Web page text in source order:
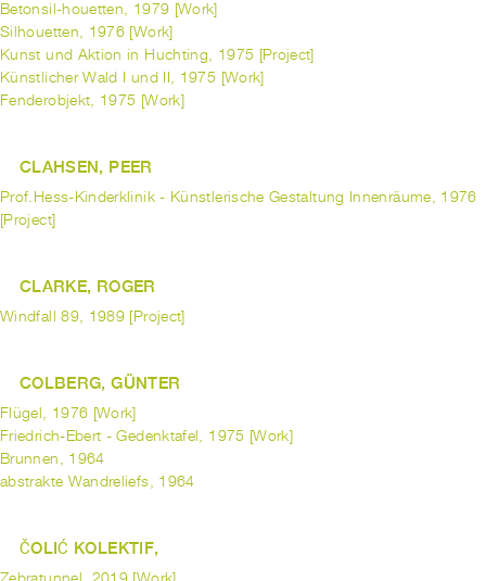
Betonsil-houetten, 1979 [Work]
Silhouetten, 1976 [Work]
Kunst und Aktion in Huchting, 1975 [Project]
Künstlicher Wald I und II, 1975 [Work]
Fenderobjekt, 1975 [Work]
CLAHSEN, PEER
Prof.Hess-Kinderklinik - Künstlerische Gestaltung Innenräume, 1976
[Project]
CLARKE, ROGER
Windfall 89, 1989 [Project]
COLBERG, GÜNTER
Flügel, 1976 [Work]
Friedrich-Ebert - Gedenktafel, 1975 [Work]
Brunnen, 1964
abstrakte Wandreliefs, 1964
ČOLIĆ KOLEKTIF,